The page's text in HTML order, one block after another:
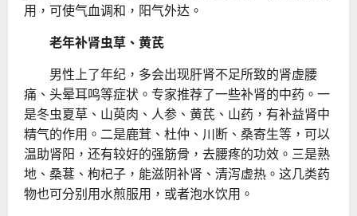
用，可使气血调和，阳气外达。
老年补肾虫草、黄芪
男性上了年纪，多会出现肝肾不足所致的肾虚腰
痛、头晕耳鸣等症状。专家推荐了一些补肾的中药。一
是冬虫夏草、山萸肉、人参、黄芪、山药，有补益肾中
精气的作用。二是鹿茸、杜仲、川断、桑寄生等，可以
温助肾阳，还有较好的强筋骨，去腰疼的功效。三是熟
地、桑葚、枸杞子，能滋阴补肾、清泻虚热。这几类药
物也可分别用水煎服用，或者泡水饮用。